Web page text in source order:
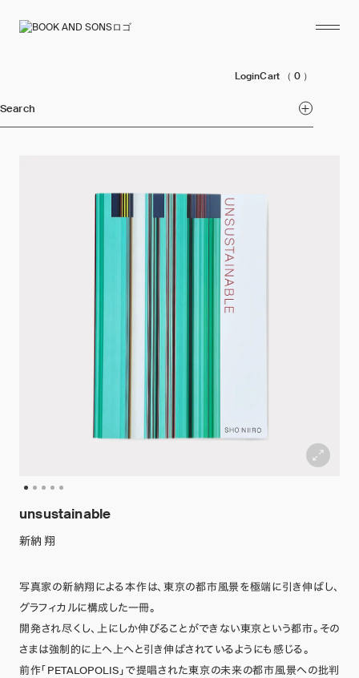
LoginCart （ 0 ）
Search
unsustainable
新納 翔
写真家の新納翔による本作は、東京の都市風景を極端に引き伸ばし、
グラフィカルに構成した一冊。
開発され尽くし、上にしか伸びることができない東京という都市。その
さまは強制的に上へ上へと引き伸ばされているようにも感じる。
前作「PETALOPOLIS」で提唱された東京の未来の都市風景への批判